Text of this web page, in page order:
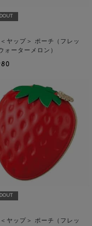
ヤップ＞ ポーチ（フレッ
ォーターメロン）
ヤップ＞ ポーチ（フレッ